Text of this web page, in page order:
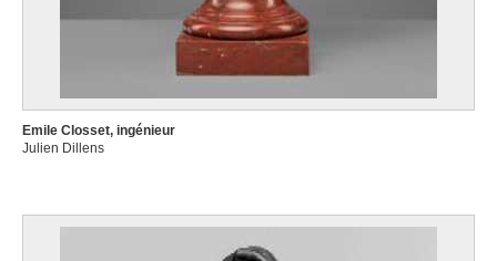
Emile Closset, ingénieur
Julien Dillens